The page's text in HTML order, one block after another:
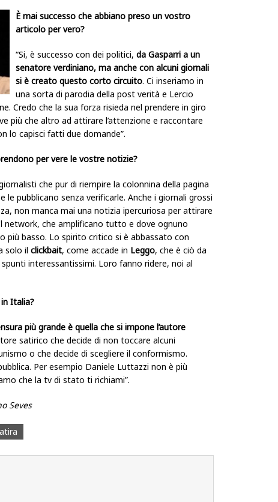
È mai successo che abbiano preso un vostro
articolo per vero?
“Si, è successo con dei politici, da Gasparri a un
senatore verdiniano, ma anche con alcuni giornali
si è creato questo corto circuito. Ci inseriamo in
una sorta di parodia della post verità e Lercio
Credo che la sua forza risieda nel prendere in giro
più che altro ad attirare l’attenzione e raccontare
lo capisci fatti due domande”.
per vere le vostre notizie?
che pur di riempire la colonnina della pagina
pubblicano senza verificarle. Anche i giornali grossi
non manca mai una notizia ipercuriosa per attirare
network, che amplificano tutto e dove ognuno
più basso. Lo spirito critico si è abbassato con
solo il clickbait, come accade in Leggo, che è ciò da
interessantissimi. Loro fanno ridere, noi al
Italia?
più grande è quella che si impone l’autore
satirico che decide di non toccare alcuni
o che decide di scegliere il conformismo.
Per esempio Daniele Luttazzi non è più
che la tv di stato ti richiami”.
Seves